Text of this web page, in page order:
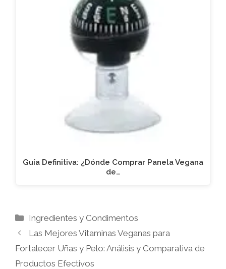
Guía Definitiva: ¿Dónde Comprar Panela Vegana
de…
Categorías
Ingredientes y Condimentos
Las Mejores Vitaminas Veganas para
Fortalecer Uñas y Pelo: Análisis y Comparativa de
Productos Efectivos